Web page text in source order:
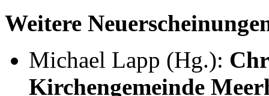
Weitere
Michael Lapp (Hg.):
Kirchengemeinde